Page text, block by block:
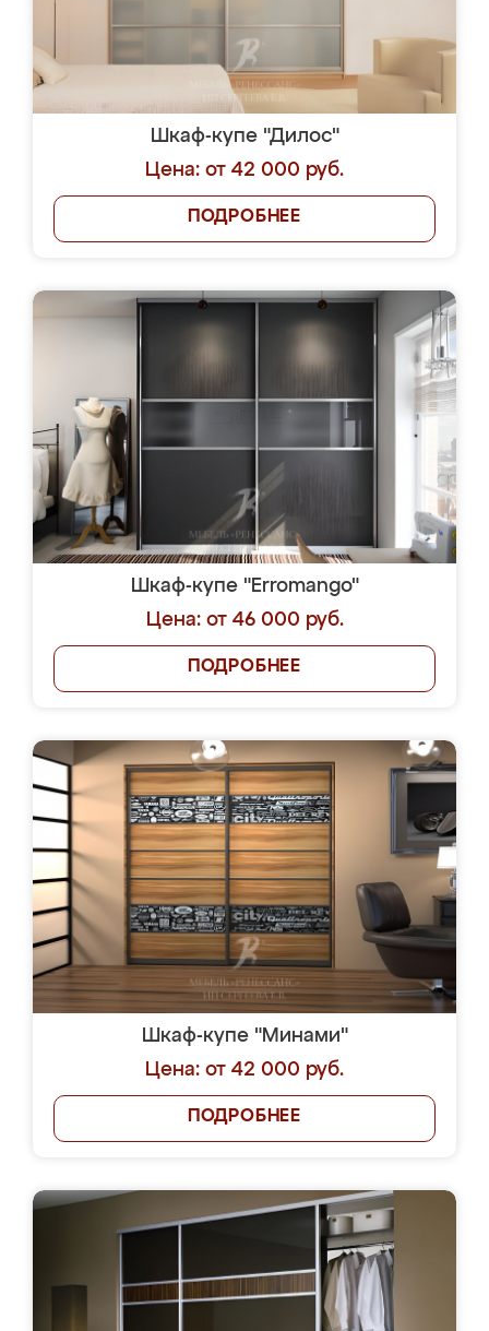
Шкаф-купе "Дилос"
Цена: от 42 000 руб.
ПОДРОБНЕЕ
Шкаф-купе "Erromango"
Цена: от 46 000 руб.
ПОДРОБНЕЕ
Шкаф-купе "Минами"
Цена: от 42 000 руб.
ПОДРОБНЕЕ